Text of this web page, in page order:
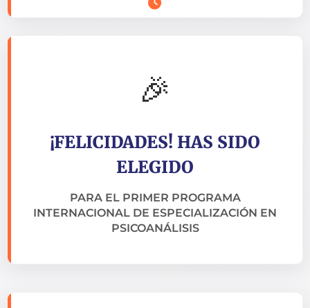
🎉
¡FELICIDADES! HAS SIDO
ELEGIDO
PARA EL PRIMER PROGRAMA
INTERNACIONAL DE ESPECIALIZACIÓN EN
PSICOANÁLISIS